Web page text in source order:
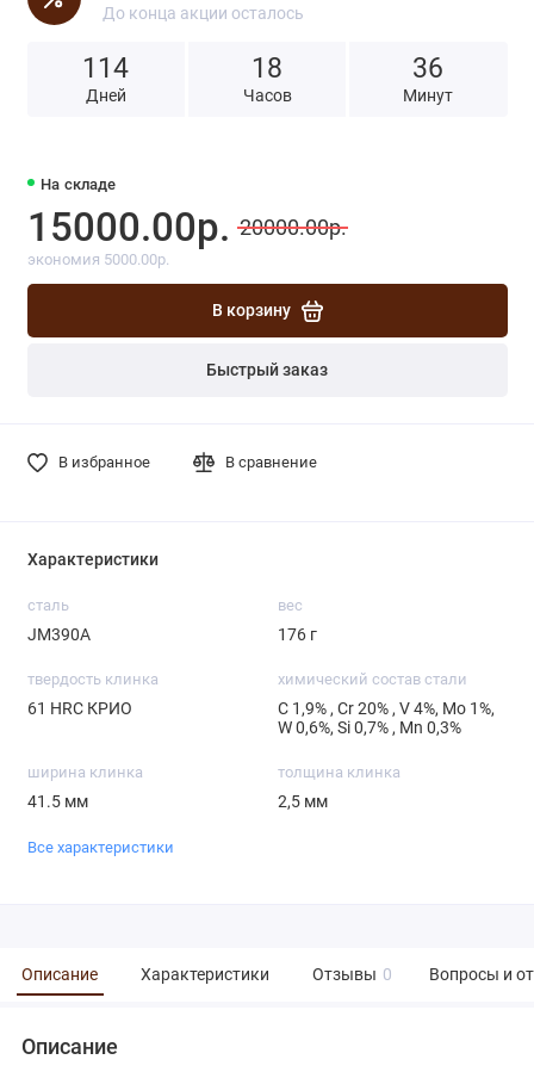
До конца акции осталось
114
Дней
18
Часов
36
Минут
На складе
15000.00р. 20000.00р.
экономия 5000.00р.
В корзину
Быстрый заказ
В избранное В сравнение
Характеристики
сталь
JM390A
вес
176 г
твердость клинка
61 HRC КРИО
химический состав стали
С 1,9% , Cr 20% , V 4%, Mo 1%,
W 0,6%, Si 0,7% , Mn 0,3%
ширина клинка
41.5 мм
толщина клинка
2,5 мм
Все характеристики
Описание Характеристики Отзывы 0 Вопросы и
Описание